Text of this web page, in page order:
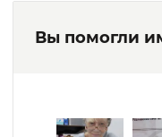
Вы помогли